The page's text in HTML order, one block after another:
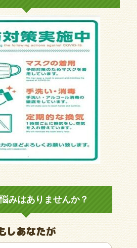
みはありませんか？
しあなたが